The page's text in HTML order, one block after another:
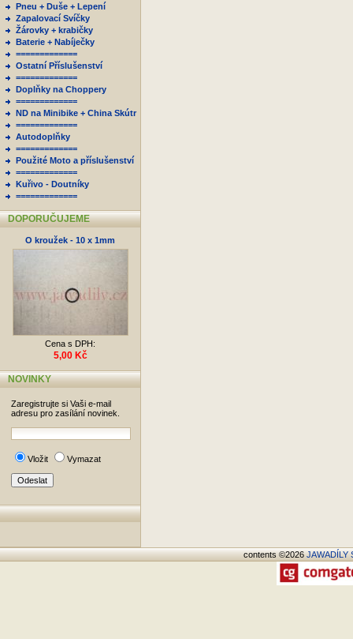
Pneu + Duše + Lepení
Zapalovací Svíčky
Žárovky + krabičky
Baterie + Nabíječky
=============
Ostatní Příslušenství
=============
Doplňky na Choppery
=============
ND na Minibike + China Skútr
=============
Autodoplňky
=============
Použité Moto a příslušenství
=============
Kuřivo - Doutníky
=============
DOPORUČUJEME
O kroužek - 10 x 1mm
Cena s DPH:
5,00 Kč
NOVINKY
Zaregistrujte si Vaši e-mail
adresu pro zasílání novinek.
Vložit Vymazat
contents ©2026JAWADÍLY